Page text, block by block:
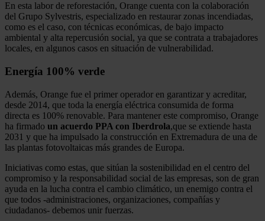
En esta labor de reforestación, Orange cuenta con la colaboración
del Grupo Sylvestris, especializado en restaurar zonas incendiadas,
como es el caso, con técnicas económicas, de bajo impacto
ambiental y alta repercusión social, ya que se contrata a trabajadores
locales, en algunos casos en situación de vulnerabilidad.
Energía 100% verde
Además, Orange fue el primer operador en garantizar y acreditar,
desde 2014, que toda la energía eléctrica consumida de forma
directa es 100% renovable. Para mantener este compromiso, Orange
ha firmado un acuerdo PPA con Iberdrola,que se extiende hasta
2031 y que ha impulsado la construcción en Extremadura de una de
las plantas fotovoltaicas más grandes de Europa.
Iniciativas como estas, que sitúan la sostenibilidad en el centro del
compromiso y la responsabilidad social de las empresas, son de gran
ayuda en la lucha contra el cambio climático, un enemigo contra el
que todos -administraciones, organizaciones, compañías y
ciudadanos- debemos unir fuerzas.